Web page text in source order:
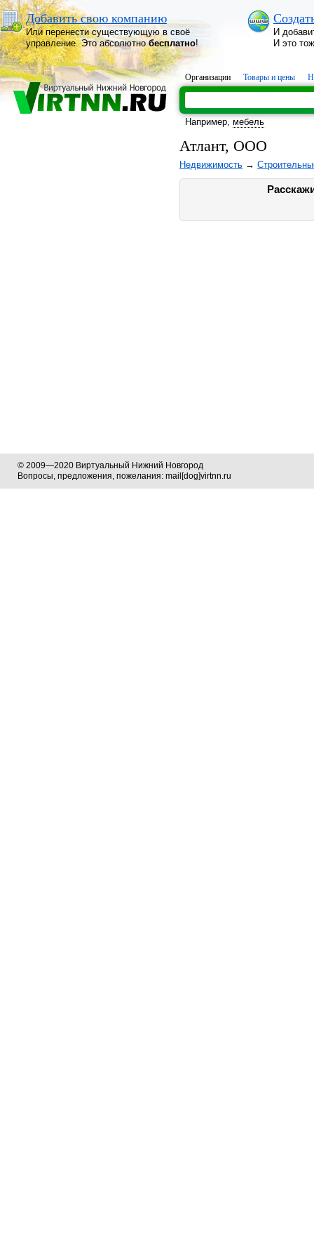
Добавить свою компанию
Или перенести существующую в своё
управление. Это абсолютнобесплатно!
И
И это
Организации Товары и цены
Например, мебель
Атлант, ООО
Недвижимость →
© 2009—2020 Виртуальный Нижний Новгород
Вопросы, предложения, пожелания: mail[dog]virtnn.ru